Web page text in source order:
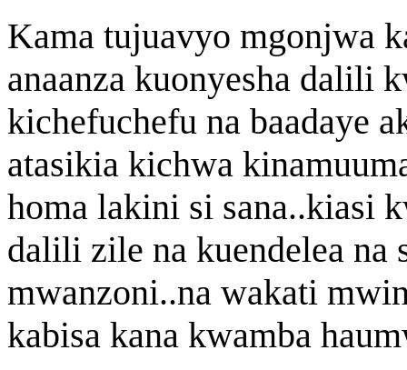
Kama tujuavyo mgonjwa
anaanza kuonyesha dalili
kichefuchefu na baadaye
atasikia kichwa
homa lakini si sana..kiasi
dalili zile na kuendelea na
mwanzoni..na wakati
kabisa kana kwamba